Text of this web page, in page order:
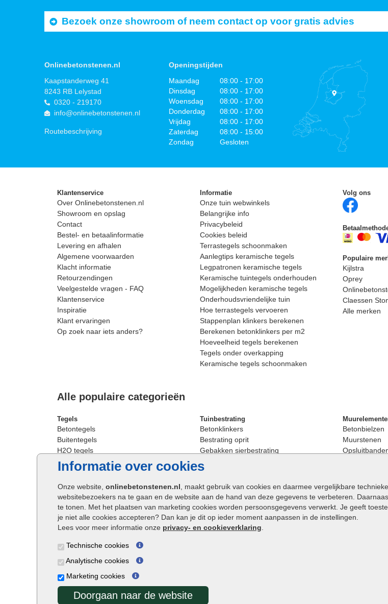
Informatie over cookies
Onze website, onlinebetonstenen.nl , maakt gebruik van cookies en daarmee vergelijkbare
websitebezoekers na te gaan en de website aan de hand van deze gegevens te verbeteren.
te tonen. Met het plaatsen van marketing cookies worden persoonsgegevens verwerkt. Je geeft
je niet alle cookies accepteren? Dan kan je dit op ieder moment aanpassen in de instellingen.
Lees voor meer informatie onze privacy- en cookieverklaring
Technische cookies
Analytische cookies
Marketing cookies
Doorgaan naar de website
Bezoek onze showroom of neem contact op voor gratis advies
Onlinebetonstenen.nl
Kaapstanderweg 41
8243 RB Lelystad
0320 - 219170
info@onlinebetonstenen.nl
Routebeschrijving
Openingstijden
Maandag
08:00 - 17:00
Dinsdag
08:00 - 17:00
Woensdag
08:00 - 17:00
Donderdag
08:00 - 17:00
Vrijdag
08:00 - 17:00
Zaterdag
08:00 - 15:00
Zondag
Gesloten
Klantenservice
Over Onlinebetonstenen.nl
Showroom en opslag
Contact
Bestel- en betaalinformatie
Levering en afhalen
Algemene voorwaarden
Klacht informatie
Retourzendingen
Veelgestelde vragen - FAQ
Klantenservice
Inspiratie
Klant ervaringen
Op zoek naar iets anders?
Informatie
Onze tuin webwinkels
Belangrijke info
Privacybeleid
Cookies beleid
Terrastegels schoonmaken
Aanlegtips keramische tegels
Legpatronen keramische tegels
Keramische tuintegels onderhouden
Mogelijkheden keramische tegels
Onderhoudsvriendelijke tuin
Hoe terrastegels vervoeren
Stappenplan klinkers berekenen
Berekenen betonklinkers per m2
Hoeveelheid tegels berekenen
Tegels onder overkapping
Keramische tegels schoonmaken
Volg ons
Populaire
Kijlstra
Oprey
Claessen
Alle merken
Alle populaire categorieën
Tegels
Betontegels
Buitentegels
H2O tegels
Keramische terrastegels
Oprit tegels
Patio tegels
Siertegels
Stoeptegels
Straattegels
Terrastegels
Buitentegels
Grote terrastegels
Tuinbestrating
Betonklinkers
Bestrating oprit
Gebakken sierbestrating
Strakke bestrating
Straatstenen
Straatklinkers
Trommelstenen
Tuinstenen
Waalformaat
Betonbielzen
Muurstenen
Betonblokken
Stapelstenen
Extra